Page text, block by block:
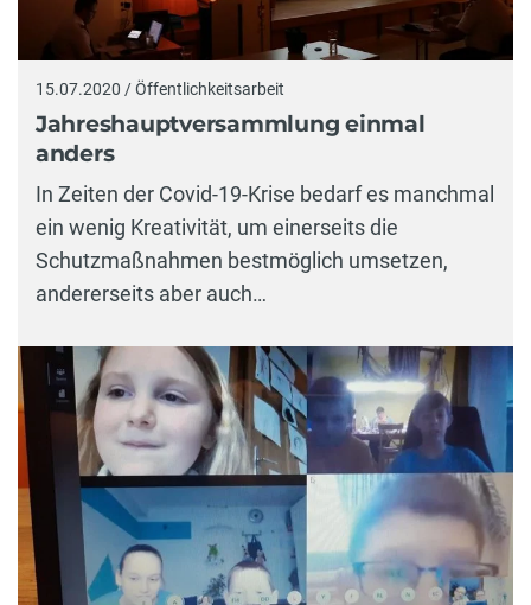
15.07.2020 / Öffentlichkeitsarbeit
Jahreshauptversammlung einmal
anders
In Zeiten der Covid-19-Krise bedarf es manchmal
ein wenig Kreativität, um einerseits die
Schutzmaßnahmen bestmöglich umsetzen,
andererseits aber auch…